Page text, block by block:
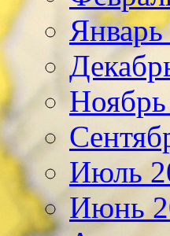
Январь
Июль
Июнь